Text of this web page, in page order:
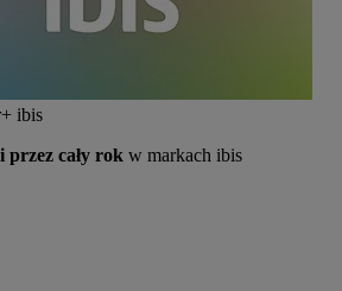
ibis
przez cały rok w markach ibis